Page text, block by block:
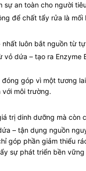
sự an toàn cho người
để chất tẩy rửa là mối
luôn bắt nguồn từ tự
vỏ dứa – tạo ra
góp vì một tương
môi trường.
trị dinh dưỡng mà
– tận dụng nguồn
góp phần giảm thiểu
sự phát triển bền vững